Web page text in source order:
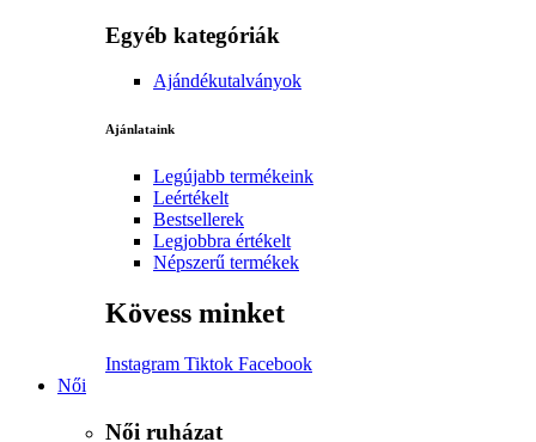
Egyéb kategóriák
Ajándékutalványok
Ajánlataink
Legújabb termékeink
Leértékelt
Bestsellerek
Legjobbra értékelt
Népszerű termékek
Kövess minket
Instagram Tiktok Facebook
Női
Női ruházat